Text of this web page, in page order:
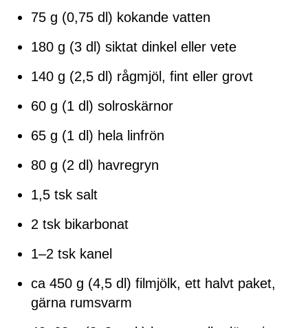
75 g (0,75 dl) kokande vatten
180 g (3 dl) siktat dinkel eller vete
140 g (2,5 dl) rågmjöl, fint eller grovt
60 g (1 dl) solroskärnor
65 g (1 dl) hela linfrön
80 g (2 dl) havregryn
1,5 tsk salt
2 tsk bikarbonat
1–2 tsk kanel
ca 450 g (4,5 dl) filmjölk, ett halvt paket,
gärna rumsvarm